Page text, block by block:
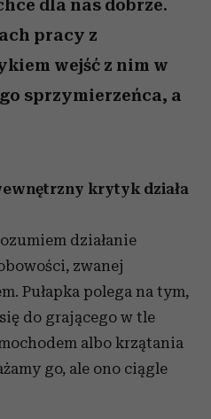
dla nas dobrze.
pracy z
wejść z nim w
sprzymierzeńca, a
krytyk działa
działanie
zwanej
Pułapka polega na tym,
do grającego w tle
albo krzątania
go, ale ono ciągle